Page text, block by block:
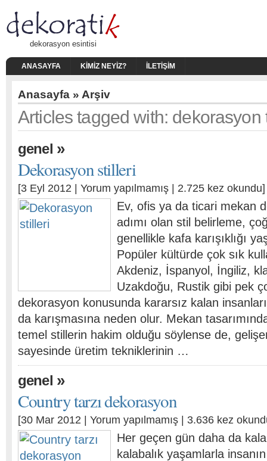
dekorasyon esintisi
ANASAYFA KIMIZ NEYIZ? İLETIŞIM
Anasayfa » Arşiv
Articles tagged with: dekorasyon
genel »
Dekorasyon stilleri
[3 Eyl 2012 | Yorum yapılmamış | 2.725 kez okundu]
Ev, ofis ya da ticari mekan
adımı olan stil belirleme,
genellikle kafa karışıklığı
Popüler kültürde çok sık
Akdeniz, İspanyol, İngiliz,
Uzakdoğu, Rustik gibi pek
dekorasyon konusunda kararsız kalan
da karışmasına neden olur. Mekan
temel stillerin hakim olduğu söylense de,
sayesinde üretim tekniklerinin …
genel »
Country tarzı dekorasyon
[30 Mar 2012 | Yorum yapılmamış | 3.636 kez
Her geçen gün daha da
kalabalık yaşamlarla